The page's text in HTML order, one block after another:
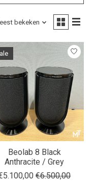
bekeken
Beolab 8 Black
Anthracite / Grey
€6.500,00